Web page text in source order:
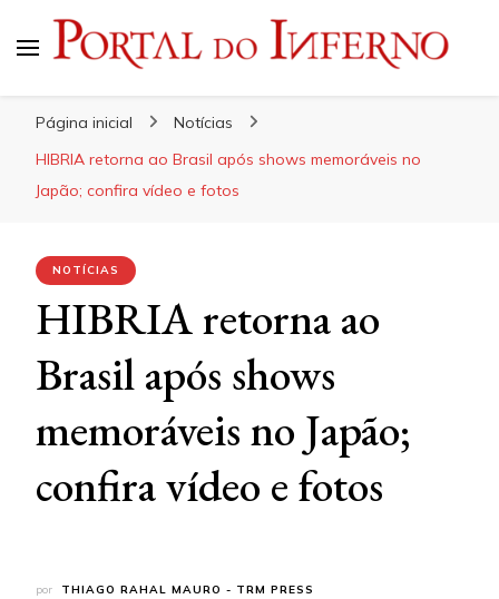
Página inicial
Notícias
HIBRIA retorna ao Brasil após shows memoráveis no
Japão; confira vídeo e fotos
NOTÍCIAS
HIBRIA retorna ao
Brasil após shows
memoráveis no Japão;
confira vídeo e fotos
por
THIAGO RAHAL MAURO - TRM PRESS